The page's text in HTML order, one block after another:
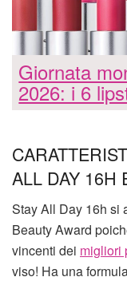
Giornata
2026: i 6
ALL DAY 16H
Stay All Day 16h si
Beauty Award
vincenti dei migliori
viso! Ha una